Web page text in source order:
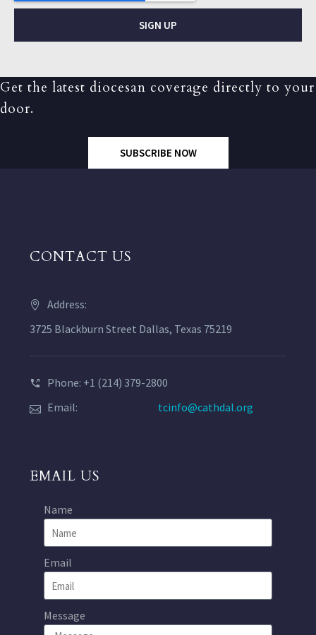
SIGN UP
Get the latest diocesan coverage directly to your
door.
SUBSCRIBE NOW
CONTACT US
Address:
3725 Blackburn Street Dallas, Texas 75219
Phone: +1 (214) 379-2800
Email:
tcinfo@cathdal.org
EMAIL US
Name
Email
Message